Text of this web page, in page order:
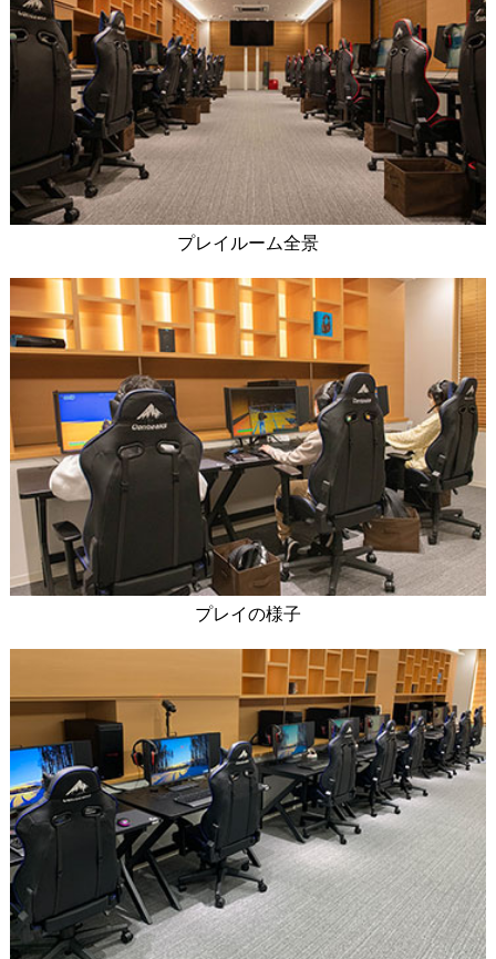
プレイルーム全景
プレイの様子